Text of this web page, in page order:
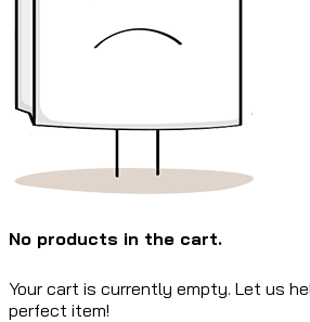
No products in the cart.
Your cart is currently empty. Let us
perfect item!